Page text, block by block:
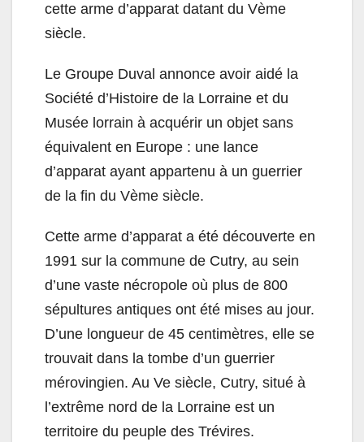
cette arme d’apparat datant du Vème
siècle.
Le Groupe Duval annonce avoir aidé la
Société d’Histoire de la Lorraine et du
Musée lorrain à acquérir un objet sans
équivalent en Europe : une lance
d’apparat ayant appartenu à un guerrier
de la fin du Vème siècle.
Cette arme d’apparat a été découverte en
1991 sur la commune de Cutry, au sein
d’une vaste nécropole où plus de 800
sépultures antiques ont été mises au jour.
D’une longueur de 45 centimètres, elle se
trouvait dans la tombe d’un guerrier
mérovingien. Au Ve siècle, Cutry, situé à
l’extrême nord de la Lorraine est un
territoire du peuple des Trévires.